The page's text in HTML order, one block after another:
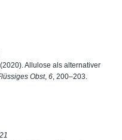
Allulose als alternativer
Obst, 6, 200–203.